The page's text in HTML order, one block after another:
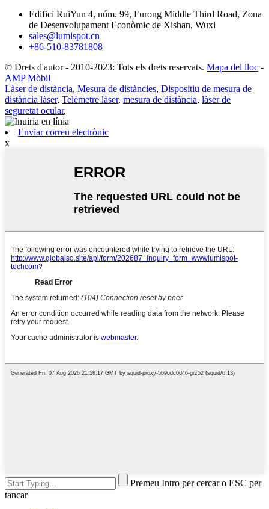
Edifici RuiYun 4, núm. 99, Furong Middle Third Road, Zona
de Desenvolupament Econòmic de Xishan, Wuxi
sales@lumispot.cn
+86-510-83781808
© Drets d'autor - 2010-2023: Tots els drets reservats. Mapa del lloc -
AMP Mòbil
Làser de distància, Mesura de distàncies, Dispositiu de mesura de
distància làser, Telèmetre làser, mesura de distància, làser de
seguretat ocular,
Enviar correu electrònic
x
Premeu Intro per cercar o ESC per
tancar